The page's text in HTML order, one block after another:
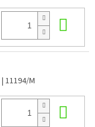
| 11194/M